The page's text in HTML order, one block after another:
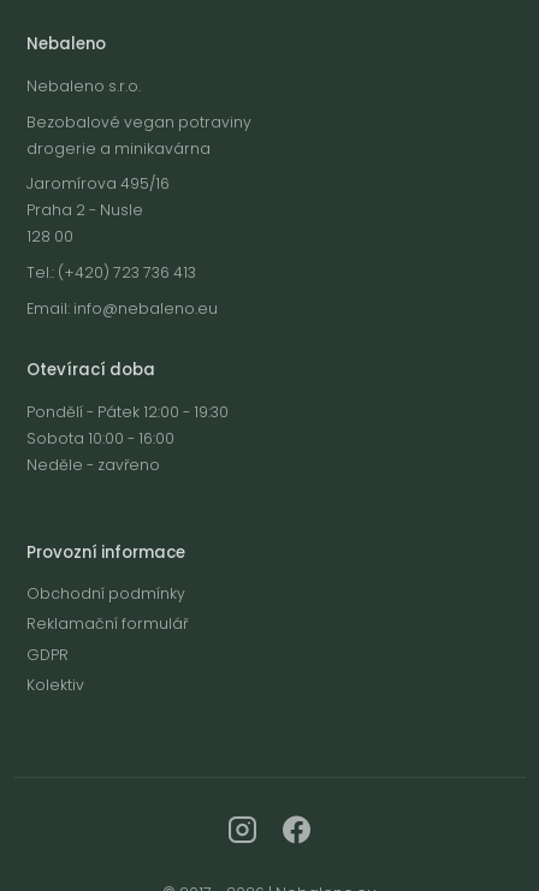
Nebaleno
Nebaleno s.r.o.
Bezobalové vegan potraviny
drogerie a minikavárna
Jaromírova 495/16
Praha 2 - Nusle
128 00
Tel.: (+420) 723 736 413
Email: info@nebaleno.eu
Otevírací doba
Pondělí - Pátek 12:00 - 19:30
Sobota 10:00 - 16:00
Neděle - zavřeno
Provozní informace
Obchodní podmínky
Reklamační formulář
GDPR
Kolektiv